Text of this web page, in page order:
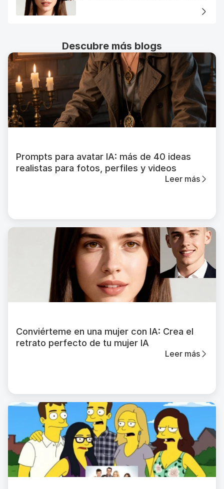
Descubre más blogs
Prompts para avatar IA: más de 40 ideas
realistas para fotos, perfiles y videos
Leer más
Conviérteme en una mujer con IA: Crea el
retrato perfecto de tu mujer IA
Leer más